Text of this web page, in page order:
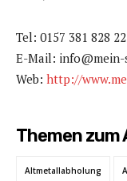
Tel: 0157 381 828 22
E-Mail:
Web: http://
Themen zum
Altmetallabholung